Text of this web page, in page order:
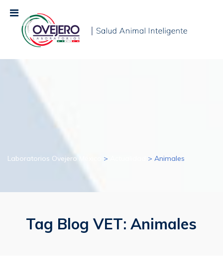
Laboratorios Ovejero México > > Animales
Tag Blog VET: Animales